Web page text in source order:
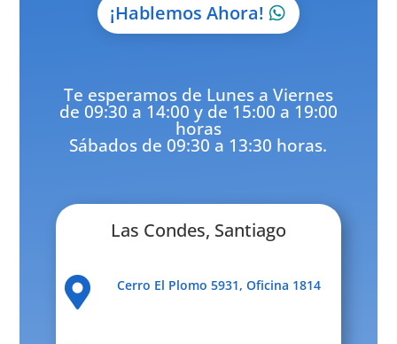
¡Hablemos Ahora!
Te esperamos de Lunes a Viernes
de 09:30 a 14:00 y de 15:00 a 19:00
horas
Sábados de 09:30 a 13:30 horas.
Las Condes, Santiago
 Cerro El Plomo 5931, Oficina 1814